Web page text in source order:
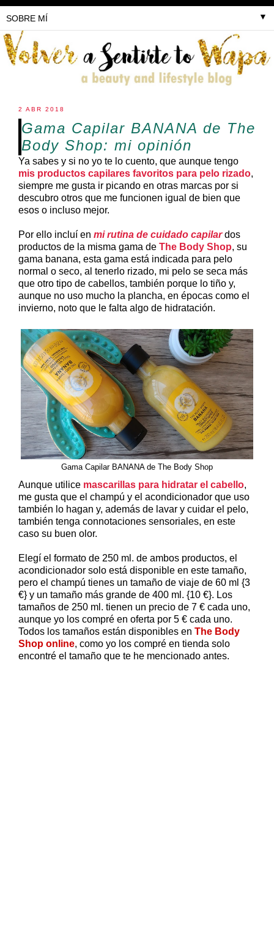
▼
2 ABR 2018
Gama Capilar BANANA de The
Body Shop: mi opinión
Ya sabes y si no yo te lo cuento, que aunque tengo
mis productos capilares favoritos para pelo rizado,
siempre me gusta ir picando en otras marcas por si
descubro otros que me funcionen igual de bien que
esos o incluso mejor.
Por ello incluí en mi rutina de cuidado capilardos
productos de la misma gama de The Body Shop, su
gama banana, esta gama está indicada para pelo
normal o seco, al tenerlo rizado, mi pelo se seca más
que otro tipo de cabellos, también porque lo tiño y,
aunque no uso mucho la plancha, en épocas como el
invierno, noto que le falta algo de hidratación.
Gama Capilar BANANA de The Body Shop
Aunque utilice mascarillas para hidratar el cabello,
me gusta que el champú y el acondicionador que uso
también lo hagan y, además de lavar y cuidar el pelo,
también tenga connotaciones sensoriales, en este
caso su buen olor.
Elegí el formato de 250 ml. de ambos productos, el
acondicionador solo está disponible en este tamaño,
pero el champú tienes un tamaño de viaje de 60 ml {3
€} y un tamaño más grande de 400 ml. {10 €}. Los
tamaños de 250 ml. tienen un precio de 7 € cada uno,
aunque yo los compré en oferta por 5 € cada uno.
Todos los tamaños están disponibles en The Body
Shop online, como yo los compré en tienda solo
encontré el tamaño que te he mencionado antes.